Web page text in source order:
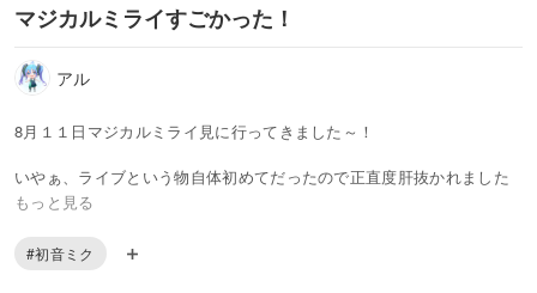
マジカルミライすごかった！
アル
8月１１日マジカルミライ見に行ってきました～！
いやぁ、ライブという物自体初めてだったので正直度肝抜かれました
ｗ
したよ～！
会場の勢いに押されて、半分混乱しながらでしたが、ミクさん可愛か
もっと見る
#初音ミク